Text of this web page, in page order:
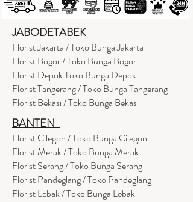
JABODETABEK
Florist Jakarta / Toko Bunga Jakarta
Florist Bogor / Toko Bunga Bogor
Florist Depok Toko Bunga Depok
Florist Tangerang / Toko Bunga Tangerang
Florist Bekasi / Toko Bunga Bekasi
BANTEN
Florist Cilegon / Toko Bunga Cilegon
Florist Merak / Toko Bunga Merak
Florist Serang / Toko Bunga Serang
Florist Pandeglang / Toko Pandeglang
Florist Lebak / Toko Bunga Lebak